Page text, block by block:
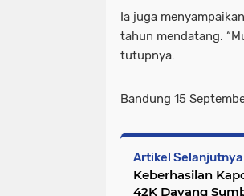
Ia juga
tahun mendatang.
tutupnya.
Bandung 15
Artikel Selanjutnya
Keberhasilan Kapolda Jabar dalam Bandung Ultra Trail Run
42K Dayang